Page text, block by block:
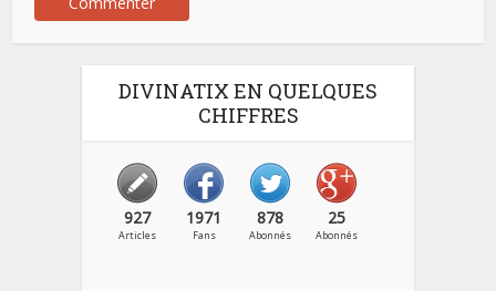
DIVINATIX EN QUELQUES
CHIFFRES
927
Articles
1971
Fans
878
Abonnés
25
Abonnés